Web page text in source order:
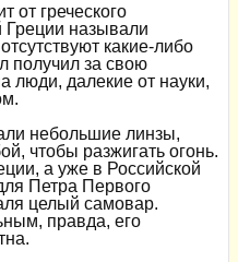
от греческого
называли
какие-либо
получил за свою
люди, далекие от науки,
небольшие линзы,
чтобы разжигать огонь.
а уже в Российской
Петра Первого
целый самовар.
правда, его